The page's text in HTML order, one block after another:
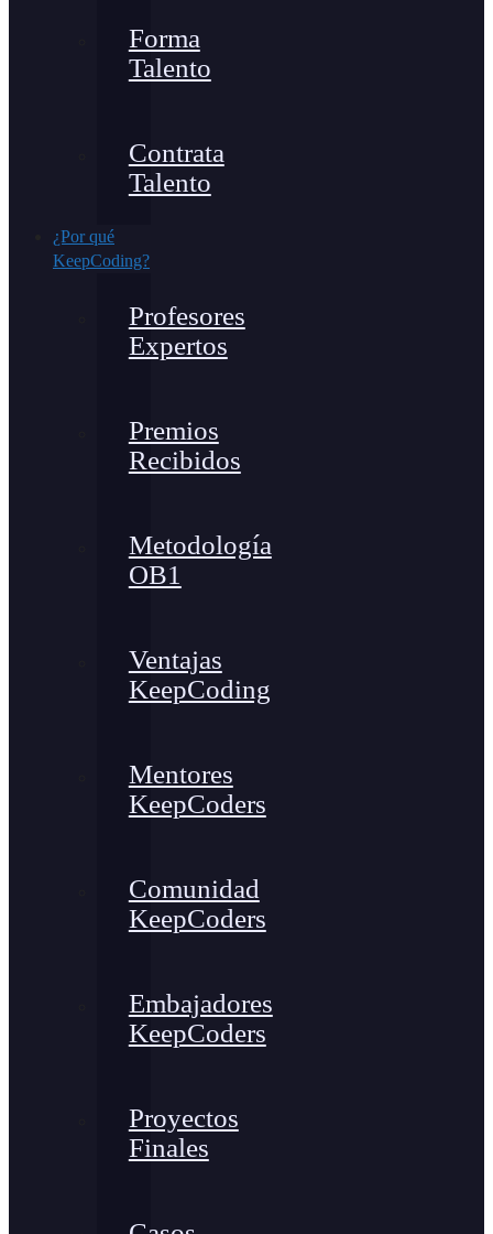
Forma
Talento
Contrata
Talento
¿Por qué
KeepCoding?
Profesores
Expertos
Premios
Recibidos
Metodología
OB1
Ventajas
KeepCoding
Mentores
KeepCoders
Comunidad
KeepCoders
Embajadores
KeepCoders
Proyectos
Finales